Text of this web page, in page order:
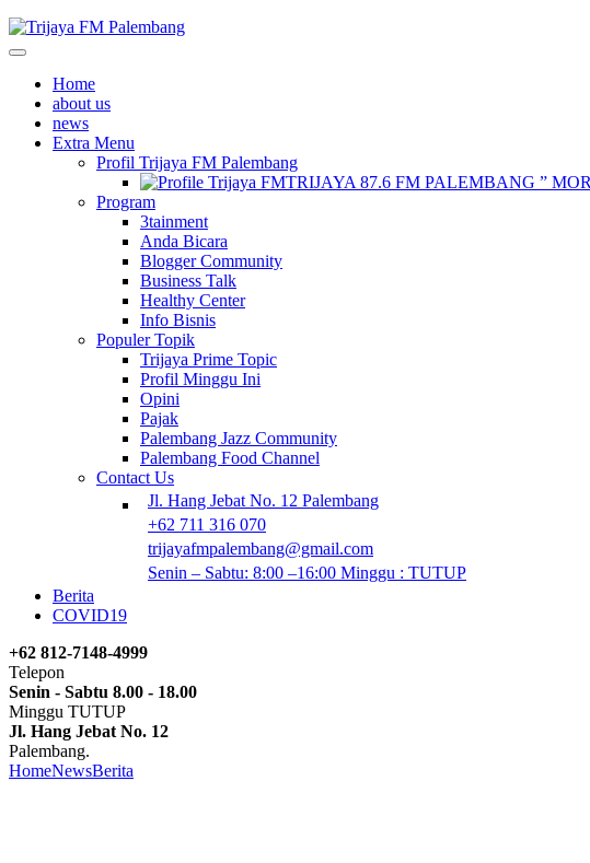
Home
about us
news
Extra Menu
Profil Trijaya FM Palembang
TRIJAYA 87.6 FM PALEMBANG ”
Program
3tainment
Anda Bicara
Blogger Community
Business Talk
Healthy Center
Info Bisnis
Populer Topik
Trijaya Prime Topic
Profil Minggu Ini
Opini
Pajak
Palembang Jazz Community
Palembang Food Channel
Contact Us
Jl. Hang Jebat No. 12 Palembang
+62 711 316 070
trijayafmpalembang@gmail.com
Senin – Sabtu: 8:00 –16:00 Minggu : TUTUP
Berita
COVID19
+62 812-7148-4999
Telepon
Senin - Sabtu 8.00 - 18.00
Minggu TUTUP
Jl. Hang Jebat No. 12
Palembang.
HomeNewsBerita